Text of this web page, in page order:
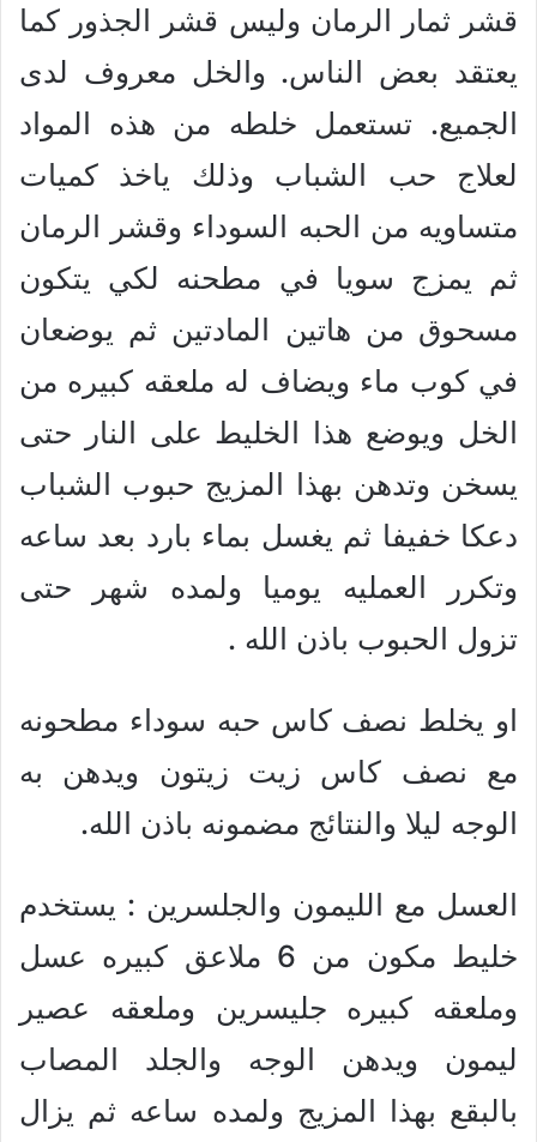
قشر ثمار الرمان وليس قشر الجذور كما
يعتقد بعض الناس. والخل معروف لدى
الجميع. تستعمل خلطه من هذه المواد
لعلاج حب الشباب وذلك ياخذ كميات
متساويه من الحبه السوداء وقشر الرمان
ثم يمزج سويا في مطحنه لكي يتكون
مسحوق من هاتين المادتين ثم يوضعان
في كوب ماء ويضاف له ملعقه كبيره من
الخل ويوضع هذا الخليط على النار حتى
يسخن وتدهن بهذا المزيج حبوب الشباب
دعكا خفيفا ثم يغسل بماء بارد بعد ساعه
وتكرر العمليه يوميا ولمده شهر حتى
تزول الحبوب باذن الله .
او يخلط نصف كاس حبه سوداء مطحونه
مع نصف كاس زيت زيتون ويدهن به
الوجه ليلا والنتائج مضمونه باذن الله.
العسل مع الليمون والجلسرين : يستخدم
خليط مكون من 6 ملاعق كبيره عسل
وملعقه كبيره جليسرين وملعقه عصير
ليمون ويدهن الوجه والجلد المصاب
بالبقع بهذا المزيج ولمده ساعه ثم يزال